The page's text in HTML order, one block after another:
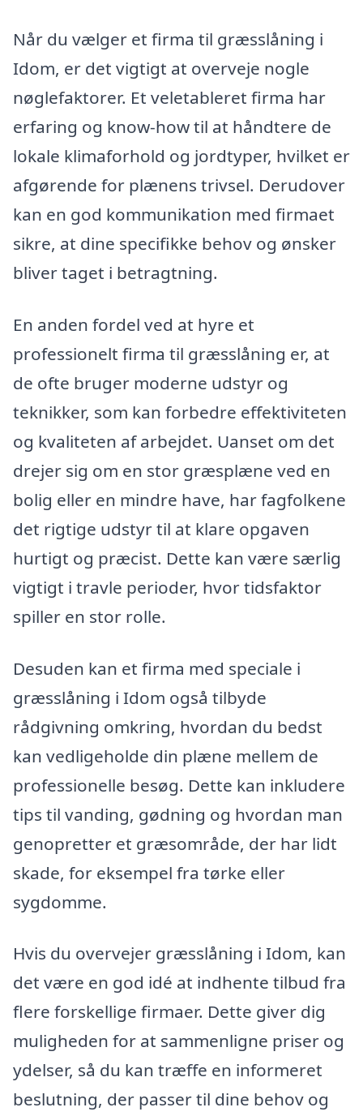
Når du vælger et firma til græsslåning i
Idom, er det vigtigt at overveje nogle
nøglefaktorer. Et veletableret firma har
erfaring og know-how til at håndtere de
lokale klimaforhold og jordtyper, hvilket er
afgørende for plænens trivsel. Derudover
kan en god kommunikation med firmaet
sikre, at dine specifikke behov og ønsker
bliver taget i betragtning.
En anden fordel ved at hyre et
professionelt firma til græsslåning er, at
de ofte bruger moderne udstyr og
teknikker, som kan forbedre effektiviteten
og kvaliteten af arbejdet. Uanset om det
drejer sig om en stor græsplæne ved en
bolig eller en mindre have, har fagfolkene
det rigtige udstyr til at klare opgaven
hurtigt og præcist. Dette kan være særlig
vigtigt i travle perioder, hvor tidsfaktor
spiller en stor rolle.
Desuden kan et firma med speciale i
græsslåning i Idom også tilbyde
rådgivning omkring, hvordan du bedst
kan vedligeholde din plæne mellem de
professionelle besøg. Dette kan inkludere
tips til vanding, gødning og hvordan man
genopretter et græsområde, der har lidt
skade, for eksempel fra tørke eller
sygdomme.
Hvis du overvejer græsslåning i Idom, kan
det være en god idé at indhente tilbud fra
flere forskellige firmaer. Dette giver dig
muligheden for at sammenligne priser og
ydelser, så du kan træffe en informeret
beslutning, der passer til dine behov og